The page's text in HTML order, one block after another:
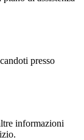
presso
informazioni